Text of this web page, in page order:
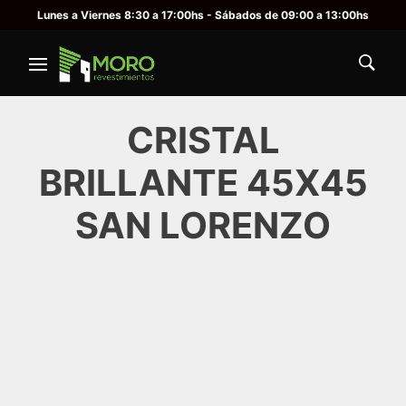
Lunes a Viernes 8:30 a 17:00hs - Sábados de 09:00 a 13:00hs
CRISTAL
BRILLANTE 45X45
SAN LORENZO